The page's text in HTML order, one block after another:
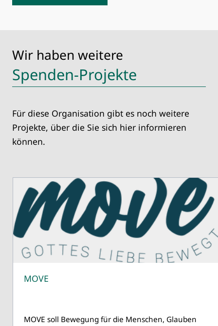
Wir haben weitere
Spenden-Projekte
Für diese Organisation gibt es noch weitere
Projekte, über die Sie sich hier informieren
können.
MOVE
MOVE soll Bewegung für die Menschen, Glauben